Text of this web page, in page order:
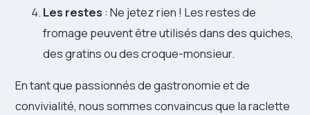
Les restes : Ne jetez rien ! Les restes de
fromage peuvent être utilisés dans des quiches,
des gratins ou des croque-monsieur.
En tant que passionnés de gastronomie et de
convivialité, nous sommes convaincus que la raclette